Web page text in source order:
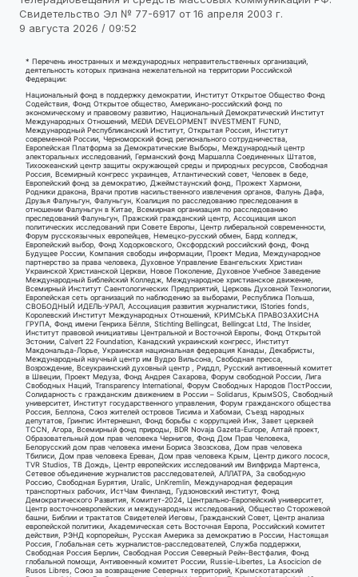
Свидетельство Эл № 77-6917 от 16 апреля 2003 г.
9 августа 2026 / 09:52